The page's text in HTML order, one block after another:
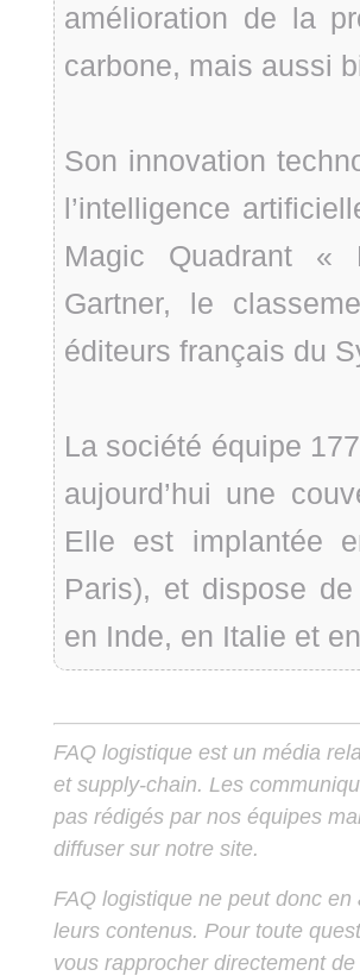
amélioration de la
carbone, mais aussi
Son innovation
l’intelligence
Magic Quadrant «
Gartner, le
éditeurs français du
La société équipe
aujourd’hui une
Elle est implantée
Paris), et dispose
en Inde, en Italie et
FAQ logistique est un média
et supply-chain. Les
pas rédigés par nos équipes
diffuser sur notre site.
FAQ logistique ne peut donc
leurs contenus. Pour toute
vous rapprocher directement